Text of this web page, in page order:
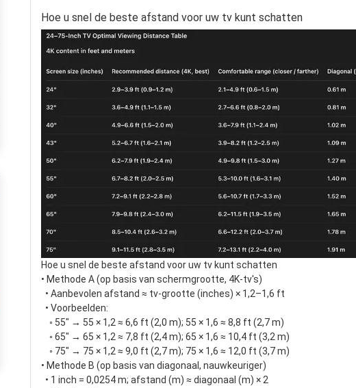
Hoe u snel de beste afstand voor uw tv kunt schatten
Hoe u snel de beste afstand voor uw tv kunt schatten
• Methode A (op basis van schermgrootte, 4K-tv's)
• Aanbevolen afstand ≈ tv-grootte (inches) × 1,2–1,6 ft
• Voorbeelden:
◦ 55" → 55 × 1,2 ≈ 6,6 ft (2,0 m); 55 × 1,6 ≈ 8,8 ft (2,7 m)
◦ 65" → 65 × 1,2 ≈ 7,8 ft (2,4 m); 65 × 1,6 ≈ 10,4 ft (3,2 m)
◦ 75" → 75 × 1,2 ≈ 9,0 ft (2,7 m); 75 × 1,6 ≈ 12,0 ft (3,7 m)
• Methode B (op basis van diagonaal, nauwkeuriger)
• 1 inch = 0,0254 m; afstand (m) ≈ diagonaal (m) × 2